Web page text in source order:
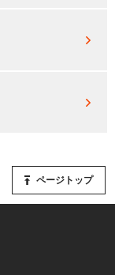
ページトップ